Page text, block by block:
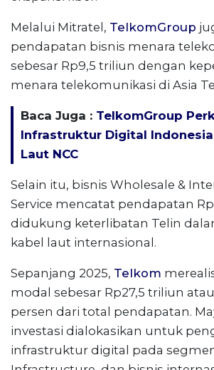
Melalui Mitratel, TelkomGroup
pendapatan bisnis menara
sebesar Rp9,5 triliun dengan
menara telekomunikasi di Asia
Baca Juga : TelkomGroup
Infrastruktur Digital
Laut NCC
Selain itu, bisnis Wholesale &
Service mencatat pendapatan
didukung keterlibatan Telin
kabel laut internasional.
Sepanjang 2025, Telkom
modal sebesar Rp27,5 triliun
persen dari total pendapatan.
investasi dialokasikan untuk
infrastruktur digital pada